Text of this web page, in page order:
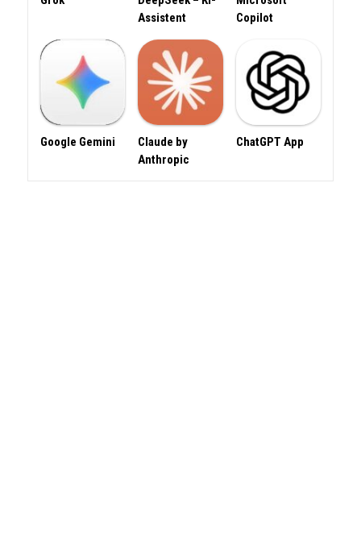
Assistent
Copilot
Google Gemini
Claude by
Anthropic
ChatGPT App